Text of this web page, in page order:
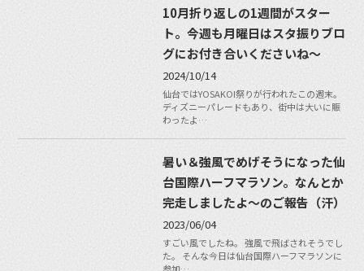
10月折り返しの1週間がスター
ト。今週も月曜日はスタ振りブロ
グにお付き合いくださいね〜
2024/10/14
仙台ではYOSAKOI祭りが行われたこの週末。
ディズニーパレードもあり、街中は大いに賑
わったよ…
暑い＆強風でめげそうになった仙
台国際ハーフマラソン。なんとか
完走しましたよ〜のご報告（汗）
2023/06/04
すごい風でしたね。 強風で飛ばされそうでし
た。 そんな今日は仙台国際ハーフマラソンに